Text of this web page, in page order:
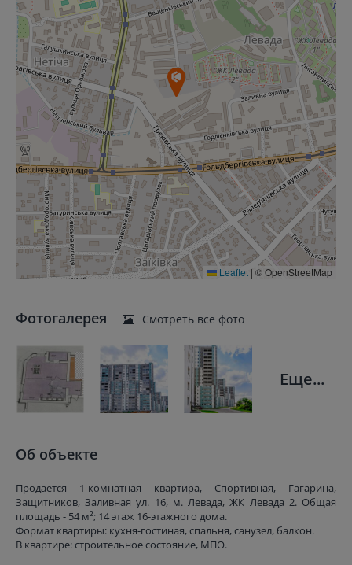
Leaflet | © OpenStreetMap
Фотогалерея Смотреть все фото
Еще...
Об объекте
Продается 1-комнатная квартира, Спортивная, Гагарина,
Защитников, Заливная ул. 16, м. Левада, ЖК Левада 2. Общая
площадь - 54 м²; 14 этаж 16-этажного дома.
Формат квартиры: кухня-гостиная, спальня, санузел, балкон.
В квартире: строительное состояние, МПО.